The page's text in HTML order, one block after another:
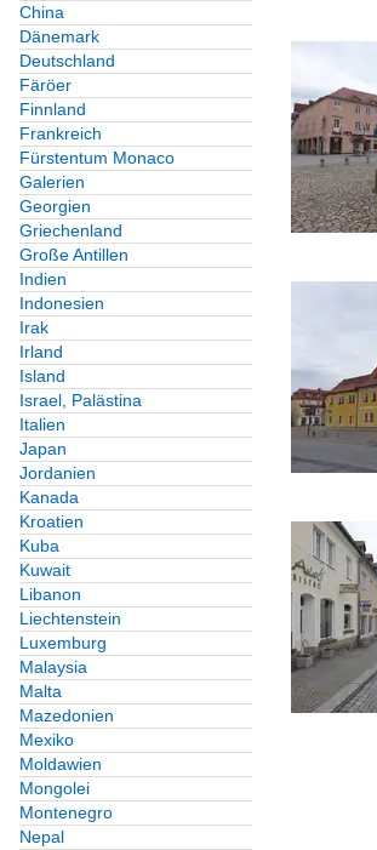
China
Dänemark
Deutschland
Färöer
Finnland
Frankreich
Fürstentum Monaco
Galerien
Georgien
Griechenland
Große Antillen
Indien
Indonesien
Irak
Irland
Island
Israel, Palästina
Italien
Japan
Jordanien
Kanada
Kroatien
Kuba
Kuwait
Libanon
Liechtenstein
Luxemburg
Malaysia
Malta
Mazedonien
Mexiko
Moldawien
Mongolei
Montenegro
Nepal